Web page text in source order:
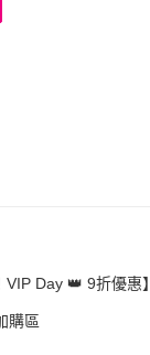
VIP Day 👑 9折優惠】
購區